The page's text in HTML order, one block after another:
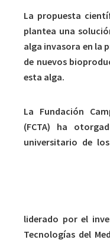
La propuesta
plantea una
alga invasora en la
de nuevos
esta alga.
La Fundación
(FCTA) ha
universitario de
liderado por el
Tecnologías del